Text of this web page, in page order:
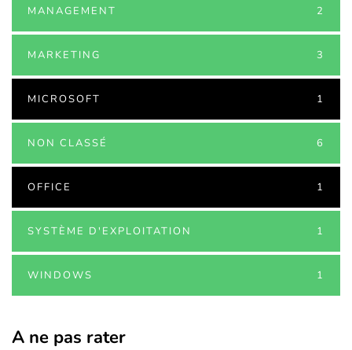
MANAGEMENT 2
MARKETING 3
MICROSOFT 1
NON CLASSÉ 6
OFFICE 1
SYSTÈME D'EXPLOITATION 1
WINDOWS 1
A ne pas rater